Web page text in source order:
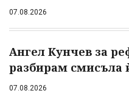
07.08.2026
Ангел Кунчев за
разбирам смисъла
07.08.2026